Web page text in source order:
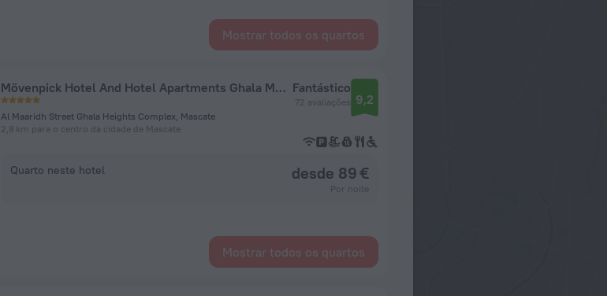
Mostrar todos os quartos
Mövenpick Hotel And Hotel Apartments Ghala Muscat
Al Maaridh Street Ghala Heights Complex, Mascate
2,8 km para o centro da cidade de Mascate
Fantástico
72 avaliações 9,2
Quarto neste hotel desde 89 €
Mostrar todos os quartos